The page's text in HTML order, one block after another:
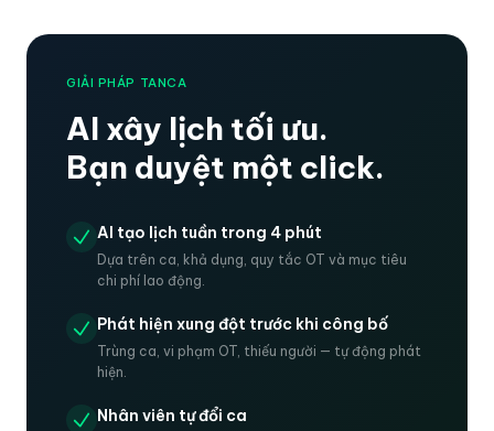
GIẢI PHÁP TANCA
AI xây lịch tối ưu.
Bạn duyệt một click.
AI tạo lịch tuần trong 4 phút
Dựa trên ca, khả dụng, quy tắc OT và mục tiêu
chi phí lao động.
Phát hiện xung đột trước khi công bố
Trùng ca, vi phạm OT, thiếu người — tự động phát
hiện.
Nhân viên tự đổi ca